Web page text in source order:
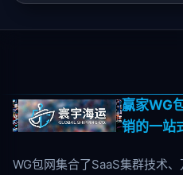
赢家WG
销的一站
WG包网集合了SaaS集群技术